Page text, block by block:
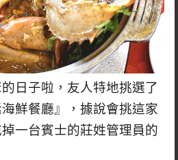
日子啦，友人特地挑選了
鮮餐廳』，據說會挑這家
一台賓士的莊姓管理員的